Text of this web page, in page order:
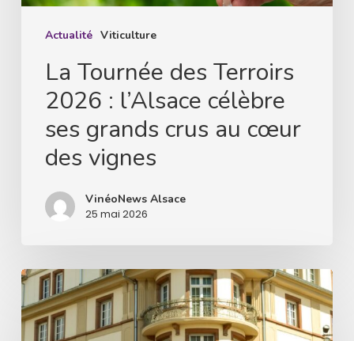
Actualité Viticulture
ses
grands
cœur
vignes
La Tournée des Terroirs
2026 : l’Alsace célèbre
ses grands crus au cœur
des vignes
VinéoNews Alsace
25 mai 2026
Les
Grandes
Maisons